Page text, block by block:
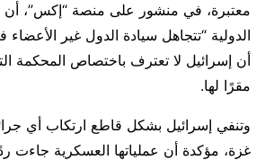
معتبرة، في منشور على منصة “إكس”، أن
الدولية “تتجاهل سيادة الدول غير الأعضاء
أن إسرائيل لا تعترف باختصاص المحكمة
مقرًا لها.
وتنفي إسرائيل بشكل قاطع ارتكاب أي
غزة، مؤكدة أن عملياتها العسكرية